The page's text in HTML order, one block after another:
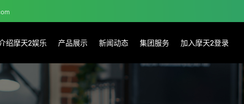
绍摩天2娱乐 产品展示 新闻动态 集团服务 加入摩天2登录